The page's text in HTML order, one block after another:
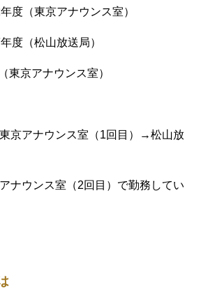
度（東京アナウンス室）
度（松山放送局）
京アナウンス室）
京アナウンス室（1回目）→松山放
ナウンス室（2回目）で勤務してい